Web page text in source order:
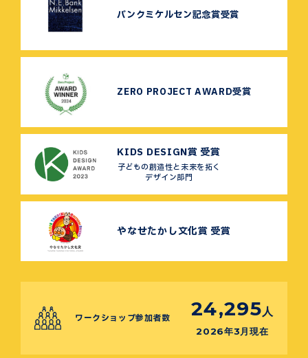
バンクミケルセン記念賞受賞
ZERO PROJECT AWARD受賞
KIDS DESIGN賞 受賞
子どもの創造性と未来を拓く
デザイン部門
やなせたかし文化賞 受賞
ワークショップ参加者数 24,295 人
2026年3月現在